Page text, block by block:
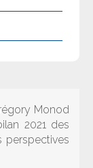
Monod
2021 des
perspectives